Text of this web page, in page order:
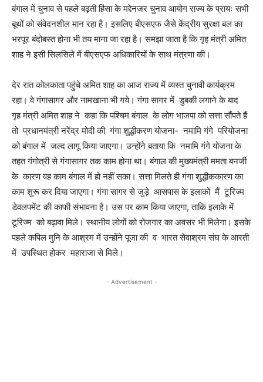
बंगाल में चुनाव से पहले बढ़ती हिंसा के मद्देनजर चुनाव आयोग राज्य के प्रायः सभी
बूथों को संवेदनशील मान रहा है। इसलिए बीएसएफ जैसे केंद्रीय सुरक्षा बल का
भरपूर बंदोबस्त होना भी तय माना जा रहा है। समझा जाता है कि गृह मंत्री अमित
शाह ने इसी सिलसिले में बीएसएफ अधिकारियों के साथ मंत्रणा की।
देर रात कोलकाता पहुंचे अमित शाह का आज राज्य में व्यस्त चुनावी कार्यक्रम
रहा। वे गंगासागर और नामखाना भी गये। गंगा सागर में डुबकी लगाने के बाद
गृह मंत्री अमित शाह ने कहा कि पश्चिम बंगाल के लोग भाजपा को सत्ता सौंपते हैं
तो प्रधानमंत्री नरेंद्र मोदी की गंगा शुद्धीकरण योजना- नमामि गंगे परियोजना
को बंगाल में जल्द लागू किया जाएगा। उन्होंने बताया कि नमामि गंगे योजना के
तहत गंगोत्री से गंगासागर तक काम होना था। बंगाल की मुख्यमंत्री ममता बनर्जी
के कारण वह काम बंगाल में हो नहीं सका। सत्ता मिलते ही गंगा शुद्धीककारण का
काम शुरू कर दिया जाएगा। गंगा सागर से जुड़े आसपास के इलाकों मैं टूरिज्म
डेवलपमेंट की काफी संभावना है। उस पर काम किया जाएगा, ताकि इलाके में
टूरिज्म को बढ़ावा मिले। स्थानीय लोगों को रोजगार का अवसर भी मिलेगा। इसके
पहले कपिल मुनि के आश्रम में उन्होंने पूजा की व भारत सेवाश्रम संघ के आरती
में उपस्थित होकर महाराजा से मिले।
- Advertisement -